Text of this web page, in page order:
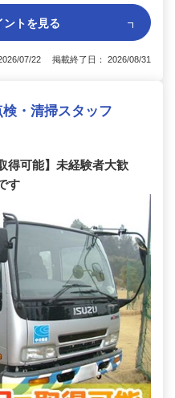
ントを見る
07/22 掲載終了日： 2026/08/31
・清掃スタッフ
得可能】未経験者大歓
す